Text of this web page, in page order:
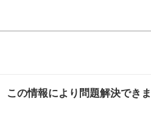
この情報により問題解決でき